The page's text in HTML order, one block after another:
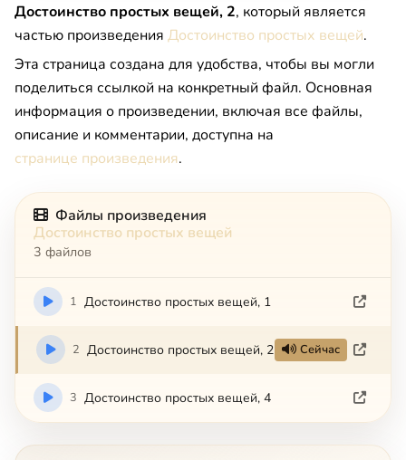
Достоинство простых вещей, 2, который является
частью произведения Достоинство простых вещей.
Эта страница создана для удобства, чтобы вы могли
поделиться ссылкой на конкретный файл. Основная
информация о произведении, включая все файлы,
описание и комментарии, доступна на
странице произведения.
Файлы произведения
Достоинство простых вещей
3 файлов
1 Достоинство простых вещей, 1
2 Достоинство простых вещей, 2 Сейчас
3 Достоинство простых вещей, 4